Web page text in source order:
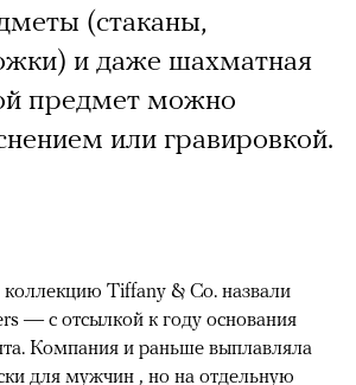
(стаканы,
и даже шахматная
предмет можно
или гравировкой.
Tiffany & Co. назвали
— с отсылкой к году основания
Компания и раньше выплавляла
для мужчин , но на отдельную